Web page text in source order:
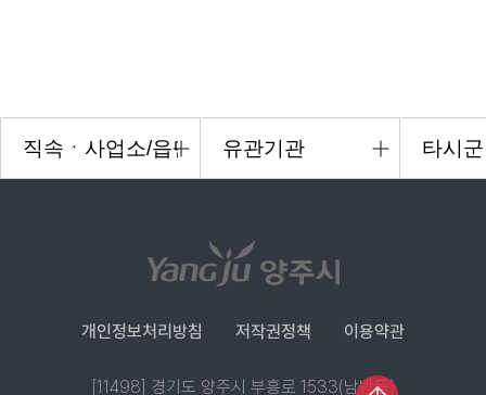
개인정보처리방침 저작권정책 이용약관
[11498] 경기도 양주시 부흥로 1533(남방동)